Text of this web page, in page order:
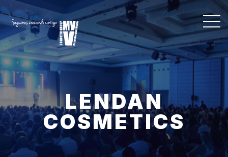
LENDAN
COSMETICS